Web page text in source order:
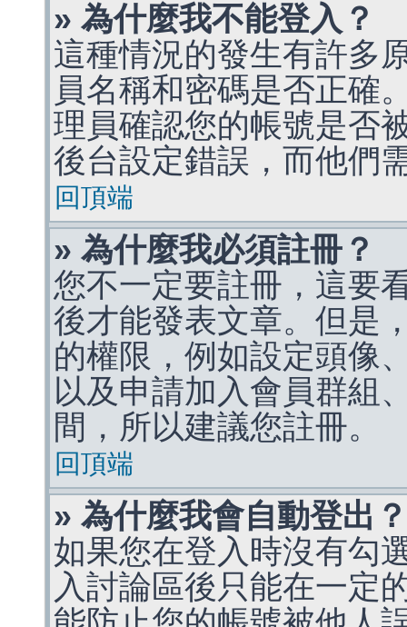
» 為什麼我不能登入？
這種情況的發生有許多
員名稱和密碼是否正確
理員確認您的帳號是否
後台設定錯誤，而他們
回頂端
» 為什麼我必須註冊？
您不一定要註冊，這要
後才能發表文章。但是
的權限，例如設定頭像
以及申請加入會員群組
間，所以建議您註冊。
回頂端
» 為什麼我會自動登出？
如果您在登入時沒有勾
入討論區後只能在一定